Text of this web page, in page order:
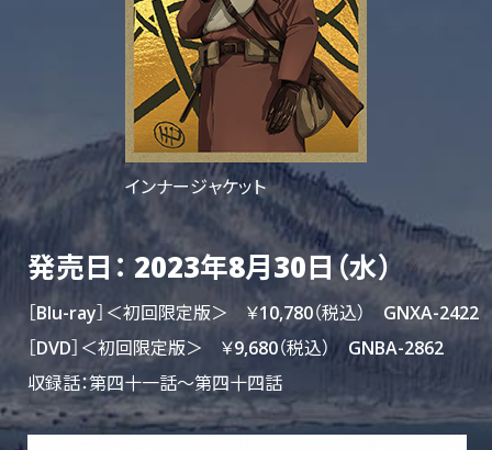
インナージャケット
発売日： 2023年8月30日（水）
［Blu-ray］＜初回限定版＞ ￥10,780（税込） GNXA-2422
［DVD］＜初回限定版＞ ￥9,680（税込） GNBA-2862
収録話：第四十一話～第四十四話